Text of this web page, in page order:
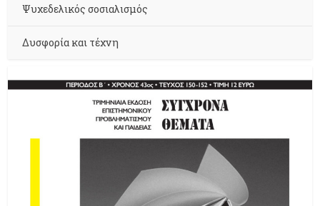
Ψυχεδελικός σοσιαλισμός
Δυσφορία και τέχνη